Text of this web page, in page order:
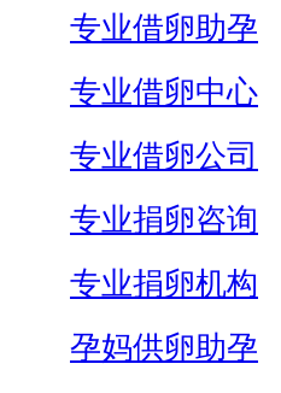
专业借卵助孕
专业借卵中心
专业借卵公司
专业捐卵咨询
专业捐卵机构
孕妈供卵助孕